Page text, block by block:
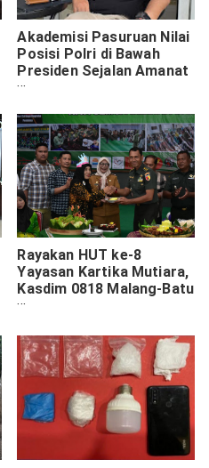
Akademisi Pasuruan Nilai
Posisi Polri di Bawah
Presiden Sejalan Amanat
Reformasi
Rayakan HUT ke-8
Yayasan Kartika Mutiara,
Kasdim 0818 Malang-Batu
Apresiasi Dedikasi untuk